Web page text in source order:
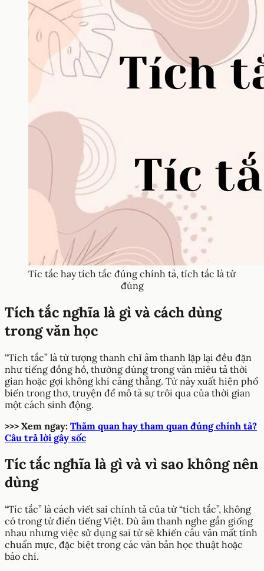
Tíc tắc hay tích tắc đúng chính tả, tích tắc là từ
đúng
Tích tắc nghĩa là gì và cách dùng
trong văn học
“Tích tắc” là từ tượng thanh chỉ âm thanh lặp lại đều đặn
như tiếng đồng hồ, thường dùng trong văn miêu tả thời
gian hoặc gợi không khí căng thẳng. Từ này xuất hiện phổ
biến trong thơ, truyện để mô tả sự trôi qua của thời gian
một cách sinh động.
>>> Xem ngay: Thăm quan hay tham quan đúng chính tả?
Câu trả lời gây sốc
Tíc tắc nghĩa là gì và vì sao không nên
dùng
“Tíc tắc” là cách viết sai chính tả của từ “tích tắc”, không
có trong từ điển tiếng Việt. Dù âm thanh nghe gần giống
nhau nhưng việc sử dụng sai từ sẽ khiến câu văn mất tính
chuẩn mực, đặc biệt trong các văn bản học thuật hoặc
báo chí.